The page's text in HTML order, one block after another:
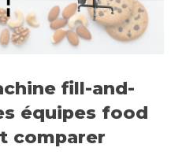
fill-and-
équipes food
comparer